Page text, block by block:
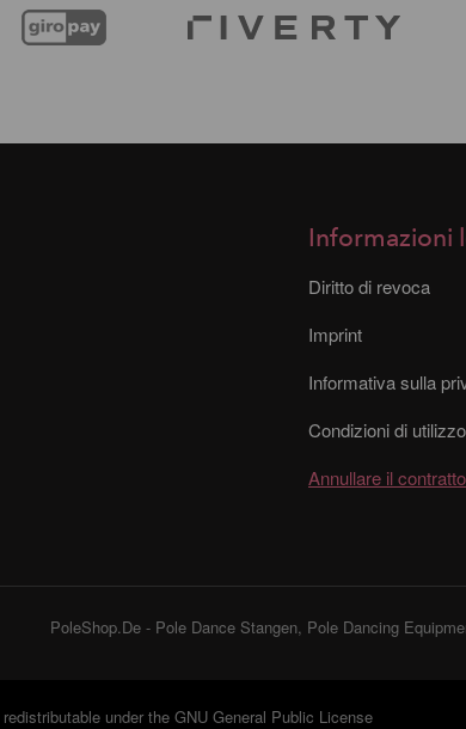
Informazioni
Diritto di revoca
Imprint
Informativa sulla
Condizioni di utilizzo
Annullare il contratto
PoleShop.De - Pole Dance Stangen, Pole Dancing
under the GNU General Public License